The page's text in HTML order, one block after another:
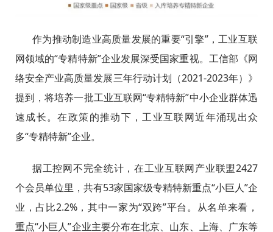
作为推动制造业高质量发展的重要“引擎”，工业互联
网领域的“专精特新”企业发展深受国家重视。工信部《网
络安全产业高质量发展三年行动计划（2021-2023年）》
提到，将培养一批工业互联网“专精特新”中小企业群体迅
速成长。在政策的推动下，工业互联网近年涌现出众
多“专精特新”企业。
据工控网不完全统计，在工业互联网产业联盟2427
个会员单位里，共有53家国家级专精特新重点“小巨人”企
业，占比2.2%，其中一家为“双跨”平台。从名单来看，
重点“小巨人”企业主要分布在北京、山东、上海、广东等